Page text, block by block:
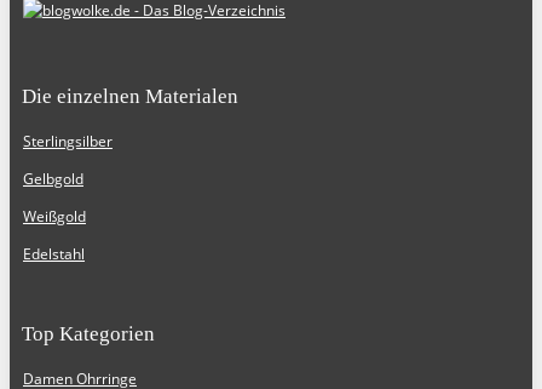
Die einzelnen Materialen
Sterlingsilber
Gelbgold
Weißgold
Edelstahl
Top Kategorien
Damen Ohrringe